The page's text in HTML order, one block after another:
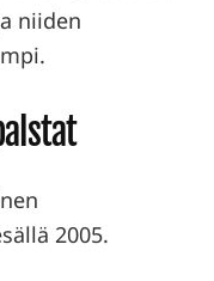
niiden
2005.